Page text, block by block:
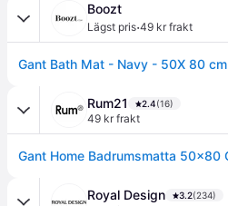
Boozt
Lägst pris·49 kr frakt
Gant Bath Mat - Navy - 50X 80 cm
Rum21 2.4(16)
49 kr frakt
Royal Design 3.2(234)